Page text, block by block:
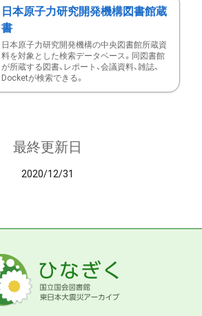
日本原子力研究開発機構図書館蔵
書
日本原子力研究開発機構の中央図書館所蔵資
料を対象とした検索データベース。同図書館
が所蔵する図書、レポート、会議資料、雑誌、
Docketが検索できる。
最終更新日
2020/12/31